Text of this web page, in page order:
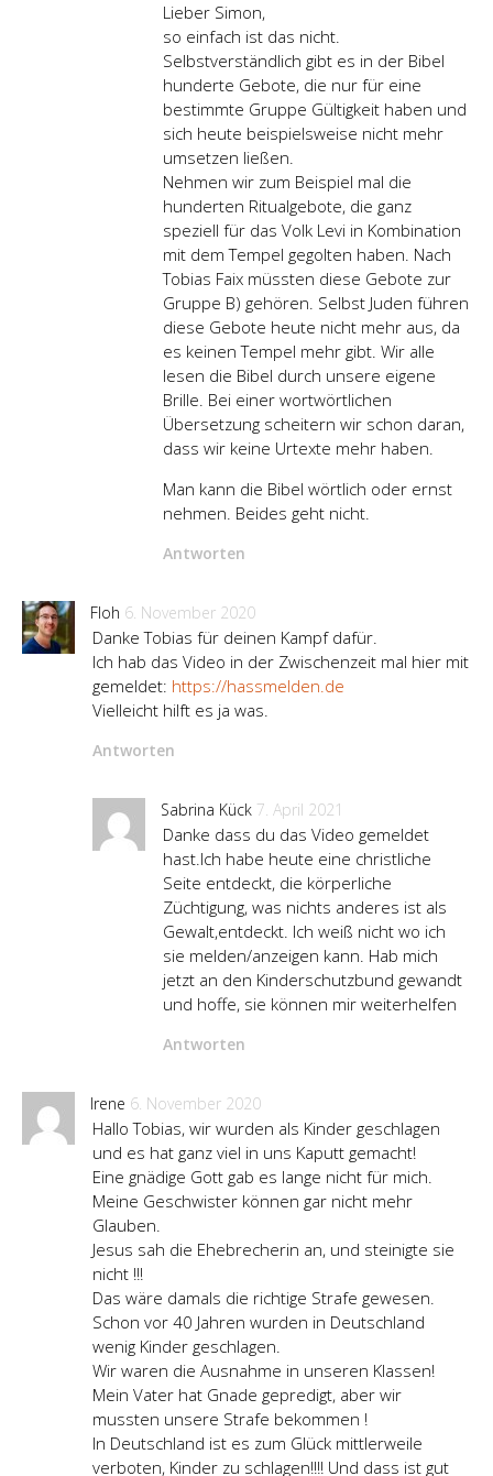
Lieber Simon,
so einfach ist das nicht.
Selbstverständlich gibt es in der Bibel
hunderte Gebote, die nur für eine
bestimmte Gruppe Gültigkeit haben und
sich heute beispielsweise nicht mehr
umsetzen ließen.
Nehmen wir zum Beispiel mal die
hunderten Ritualgebote, die ganz
speziell für das Volk Levi in Kombination
mit dem Tempel gegolten haben. Nach
Tobias Faix müssten diese Gebote zur
Gruppe B) gehören. Selbst Juden führen
diese Gebote heute nicht mehr aus, da
es keinen Tempel mehr gibt. Wir alle
lesen die Bibel durch unsere eigene
Brille. Bei einer wortwörtlichen
Übersetzung scheitern wir schon daran,
dass wir keine Urtexte mehr haben.
Man kann die Bibel wörtlich oder ernst
nehmen. Beides geht nicht.
Antworten
Floh 6. November 2020
Danke Tobias für deinen Kampf dafür.
Ich hab das Video in der Zwischenzeit mal hier mit
gemeldet: https://hassmelden.de
Vielleicht hilft es ja was.
Antworten
Sabrina Kück 7. April 2021
Danke dass du das Video gemeldet
hast.Ich habe heute eine christliche
Seite entdeckt, die körperliche
Züchtigung, was nichts anderes ist als
Gewalt,entdeckt. Ich weiß nicht wo ich
sie melden/anzeigen kann. Hab mich
jetzt an den Kinderschutzbund gewandt
und hoffe, sie können mir weiterhelfen
Antworten
Irene 6. November 2020
Hallo Tobias, wir wurden als Kinder geschlagen
und es hat ganz viel in uns Kaputt gemacht!
Eine gnädige Gott gab es lange nicht für mich.
Meine Geschwister können gar nicht mehr
Glauben.
Jesus sah die Ehebrecherin an, und steinigte sie
nicht !!!
Das wäre damals die richtige Strafe gewesen.
Schon vor 40 Jahren wurden in Deutschland
wenig Kinder geschlagen.
Wir waren die Ausnahme in unseren Klassen!
Mein Vater hat Gnade gepredigt, aber wir
mussten unsere Strafe bekommen !
In Deutschland ist es zum Glück mittlerweile
verboten, Kinder zu schlagen!!!! Und dass ist gut